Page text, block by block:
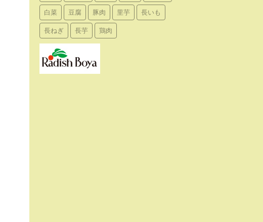
白菜 豆腐 豚肉 里芋 長いも
長ねぎ 長芋 鶏肉